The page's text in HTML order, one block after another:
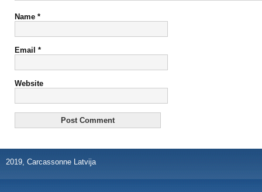
Name *
Email *
Website
2019, Carcassonne Latvija